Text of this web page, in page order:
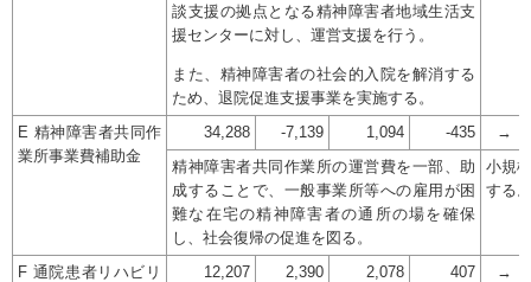
談支援の拠点となる精神障害者地域生活支
援センターに対し、運営支援を行う。
また、精神障害者の社会的入院を解消する
ため、退院促進支援事業を実施する。
E 精神障害者共同作
業所事業費補助金
34,288 -7,139 1,094 -435 →
精神障害者共同作業所の運営費を一部、助
成することで、一般事業所等への雇用が困
難な在宅の精神障害者の通所の場を確保
し、社会復帰の促進を図る。
小規
する。
F 通院患者リハビリ
12,207 2,390 2,078 407 →